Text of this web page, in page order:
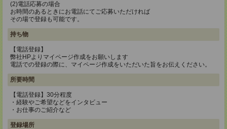
(2)電話応募の場合
お時間のあるときにお電話にてご応募いただければ
その場で登録も可能です。
持ち物
【電話登録】
弊社HPよりマイページ作成をお願いします
電話での登録の際に、マイページ作成をいただいた旨をお伝えください。
所要時間
【電話登録】30分程度
・経験やご希望などをインタビュー
・お仕事のご紹介など
登録場所